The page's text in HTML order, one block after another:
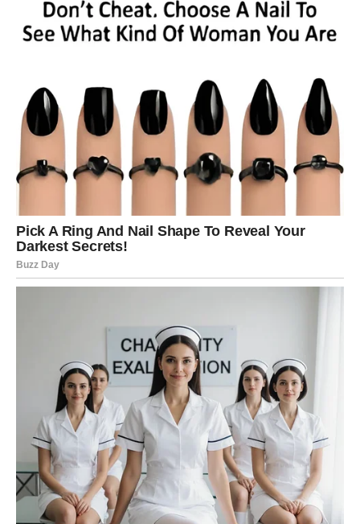
Zahvaljujući receptu objavljenom na YouTube kanalu
motivationaldoc, ovaj napitak služi kao prirodni eliksir
Pruža trenutačno olakšanje i potiče opušteno disanje. Ovo je
izuzetno učinkovit eliksir za suzbijanje sluzi.
Potrebni su sljedeći sastojci: 1 šalica tople vode, sok od pola
limuna, 1 do 2 žličice kvalitetnog meda, 1 žlica maslinovog ulja
i 1/4 žličice mljevenog cimeta.
upute
Dodajte med i cimet u vodu i dobro promiješajte.
konzumirajte. Preporučljivo je piti ovaj napitak ujutro odmah
nakon ustajanja, najbolje na prazan želudac.
Služi kao dragocjena pomoć vašem tijelu, omogućujući mu
učinkovitije upravljanje virusima i bakterijama. Podržavanje
ovog oblika prirodnog liječenja može pridonijeti smanjenju
vremena vašeg oporavka i olakšati brži osjećaj olakšanja.
Dodatne informacije možete pronaći putem videa priloženog
na kraju članka. Što se tiče utjecaja određenih sastojaka na